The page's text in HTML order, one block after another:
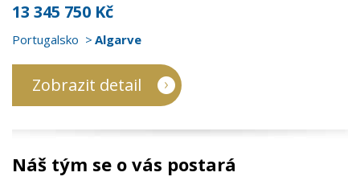
13 345 750 Kč
Portugalsko Algarve
Zobrazit detail
Náš tým se o vás postará